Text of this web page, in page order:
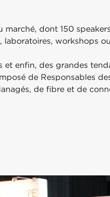
marché, dont 150
laboratoires, workshops
et enfin, des grandes
de Responsables
de fibre et de